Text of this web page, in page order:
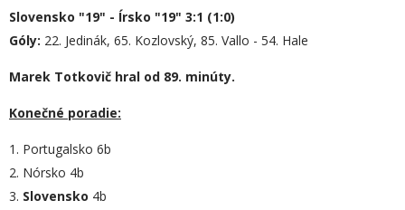
Slovensko "19" - Írsko "19" 3:1 (1:0)
Góly: 22. Jedinák, 65. Kozlovský, 85. Vallo - 54. Hale
Marek Totkovič hral od 89. minúty.
Konečné poradie:
1. Portugalsko 6b
2. Nórsko 4b
3. Slovensko 4b